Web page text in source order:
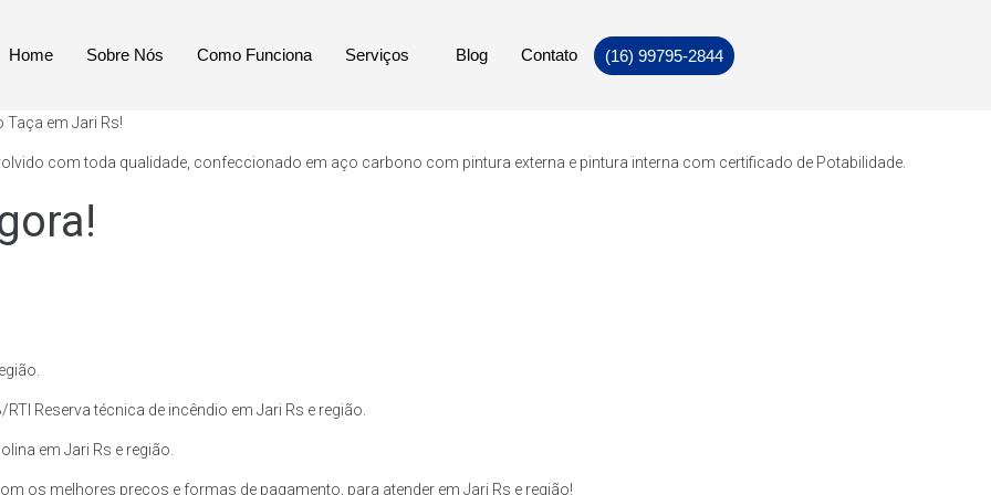
Home Sobre Nós Como Funciona Serviços Blog Contato (16) 99795-2844
em Jari Rs!
com toda qualidade, confeccionado em aço carbono com pintura externa e pintura interna com certificado de Potabilidade.
Reserva técnica de incêndio em Jari Rs e região.
em Jari Rs e região.
os melhores preços e formas de pagamento, para atender em Jari Rs e região!